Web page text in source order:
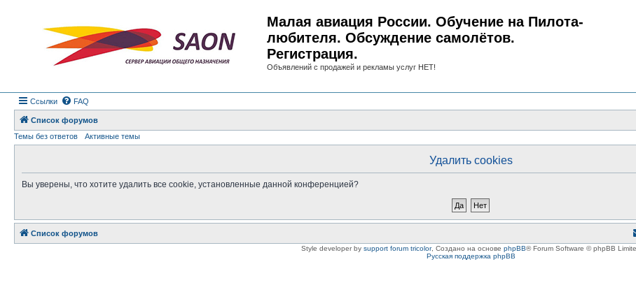
Малая авиация России. Обучение на Пилота-
любителя. Обсуждение самолётов.
Регистрация.
Объявлений с продажей и рекламы услуг НЕТ!
Ссылки FAQ
Список форумов
Темы без ответов
Активные темы
Удалить cookies
Вы уверены, что хотите удалить все cookie, установленные данной конференцией?
Список форумов
Style developer by support forum tricolor, Создано на основе phpBB® Forum Software © phpBB
Русская поддержка phpBB